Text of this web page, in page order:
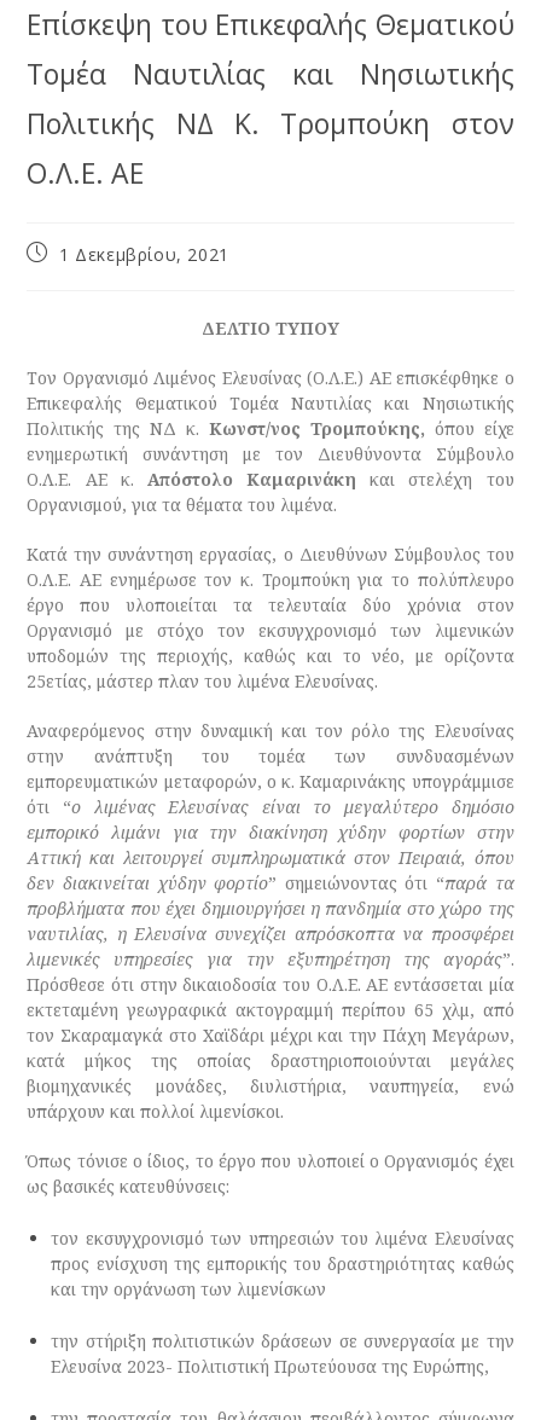
Επίσκεψη του Επικεφαλής Θεματικού
Τομέα Ναυτιλίας και Νησιωτικής
Πολιτικής ΝΔ Κ. Τρομπούκη στον
Ο.Λ.Ε. ΑΕ
1 Δεκεμβρίου, 2021
ΔΕΛΤΙΟ ΤΥΠΟΥ
Τον Οργανισμό Λιμένος Ελευσίνας (Ο.Λ.Ε.) ΑΕ επισκέφθηκε ο
Επικεφαλής Θεματικού Τομέα Ναυτιλίας και Νησιωτικής
Πολιτικής της ΝΔ κ. Κωνστ/νος Τρομπούκης, όπου είχε
ενημερωτική συνάντηση με τον Διευθύνοντα Σύμβουλο
Ο.Λ.Ε. ΑΕ κ. Απόστολο Καμαρινάκηκαι στελέχη του
Οργανισμού, για τα θέματα του λιμένα.
Κατά την συνάντηση εργασίας, ο Διευθύνων Σύμβουλος του
Ο.Λ.Ε. ΑΕ ενημέρωσε τον κ. Τρομπούκη για το πολύπλευρο
έργο που υλοποιείται τα τελευταία δύο χρόνια στον
Οργανισμό με στόχο τον εκσυγχρονισμό των λιμενικών
υποδομών της περιοχής, καθώς και το νέο, με ορίζοντα
25ετίας, μάστερ πλαν του λιμένα Ελευσίνας.
Αναφερόμενος στην δυναμική και τον ρόλο της Ελευσίνας
στην ανάπτυξη του τομέα των συνδυασμένων
εμπορευματικών μεταφορών, ο κ. Καμαρινάκης υπογράμμισε
ότι “ο λιμένας Ελευσίνας είναι το μεγαλύτερο δημόσιο
εμπορικό λιμάνι για την διακίνηση χύδην φορτίων στην
Αττική και λειτουργεί συμπληρωματικά στον Πειραιά, όπου
δεν διακινείται χύδην φορτίο” σημειώνοντας ότι “παρά τα
προβλήματα που έχει δημιουργήσει η πανδημία στο χώρο της
ναυτιλίας, η Ελευσίνα συνεχίζει απρόσκοπτα να προσφέρει
λιμενικές υπηρεσίες για την εξυπηρέτηση της αγοράς”.
Πρόσθεσε ότι στην δικαιοδοσία του Ο.Λ.Ε. ΑΕ εντάσσεται μία
εκτεταμένη γεωγραφικά ακτογραμμή περίπου 65 χλμ, από
τον Σκαραμαγκά στο Χαϊδάρι μέχρι και την Πάχη Μεγάρων,
κατά μήκος της οποίας δραστηριοποιούνται μεγάλες
βιομηχανικές μονάδες, διυλιστήρια, ναυπηγεία, ενώ
υπάρχουν και πολλοί λιμενίσκοι.
Όπως τόνισε ο ίδιος, το έργο που υλοποιεί ο Οργανισμός έχει
ως βασικές κατευθύνσεις:
τον εκσυγχρονισμό των υπηρεσιών του λιμένα Ελευσίνας
προς ενίσχυση της εμπορικής του δραστηριότητας καθώς
και την οργάνωση των λιμενίσκων
την στήριξη πολιτιστικών δράσεων σε συνεργασία με την
Ελευσίνα 2023- Πολιτιστική Πρωτεύουσα της Ευρώπης,